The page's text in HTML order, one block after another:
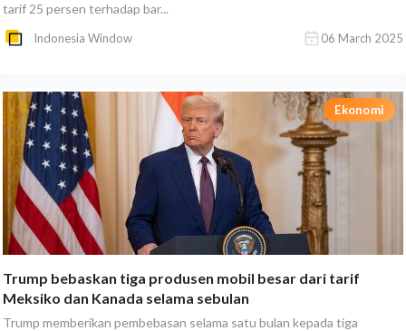
tarif 25 persen terhadap bar...
Indonesia Window 06 March 2025
Ekonomi
Trump bebaskan tiga produsen mobil besar dari tarif
Meksiko dan Kanada selama sebulan
Trump memberikan pembebasan selama satu bulan kepada tiga